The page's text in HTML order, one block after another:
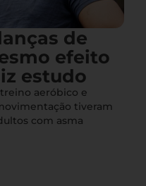
de
efeito
estudo
aeróbico e
tiveram
com asma